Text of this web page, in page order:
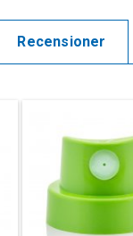
Recensioner